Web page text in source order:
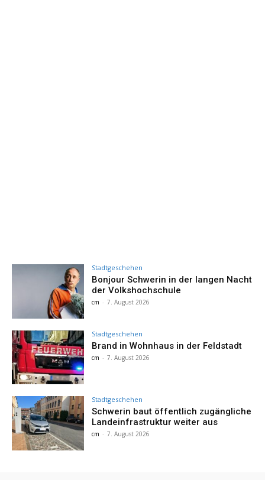
Stadtgeschehen
Bonjour Schwerin in der langen Nacht
der Volkshochschule
cm - 7. August 2026
Stadtgeschehen
Brand in Wohnhaus in der Feldstadt
cm - 7. August 2026
Stadtgeschehen
Schwerin baut öffentlich zugängliche
Landeinfrastruktur weiter aus
cm - 7. August 2026